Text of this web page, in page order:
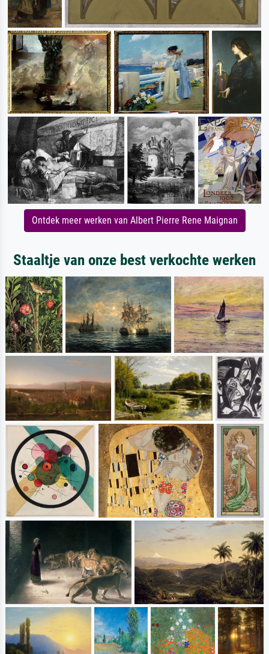
Ontdek meer werken van Albert Pierre Rene Maignan
Staaltje van onze best verkochte werken